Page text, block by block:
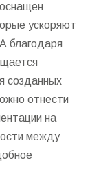
ускоряют
благодаря
созданных
отнести
на
между